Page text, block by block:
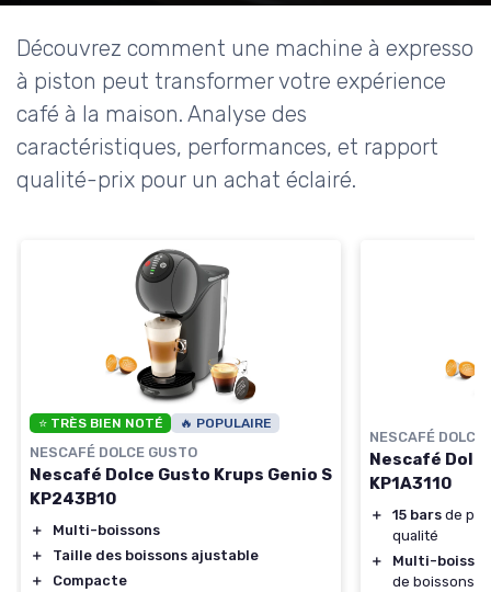
Découvrez comment une machine à expresso
à piston peut transformer votre expérience
café à la maison. Analyse des
caractéristiques, performances, et rapport
qualité-prix pour un achat éclairé.
⭐ TRÈS BIEN NOTÉ 🔥 POPULAIRE
NESCAFÉ DOLCE GUSTO
Nescafé Dolce Gusto Krups Genio S
KP243B10
＋
Multi-boissons
＋
Taille des boissons ajustable
＋
Compacte
NESCAFÉ DOLCE
Nescafé
KP1A3110
＋ 15 bars de
qualité
＋
Multi-
de boissons